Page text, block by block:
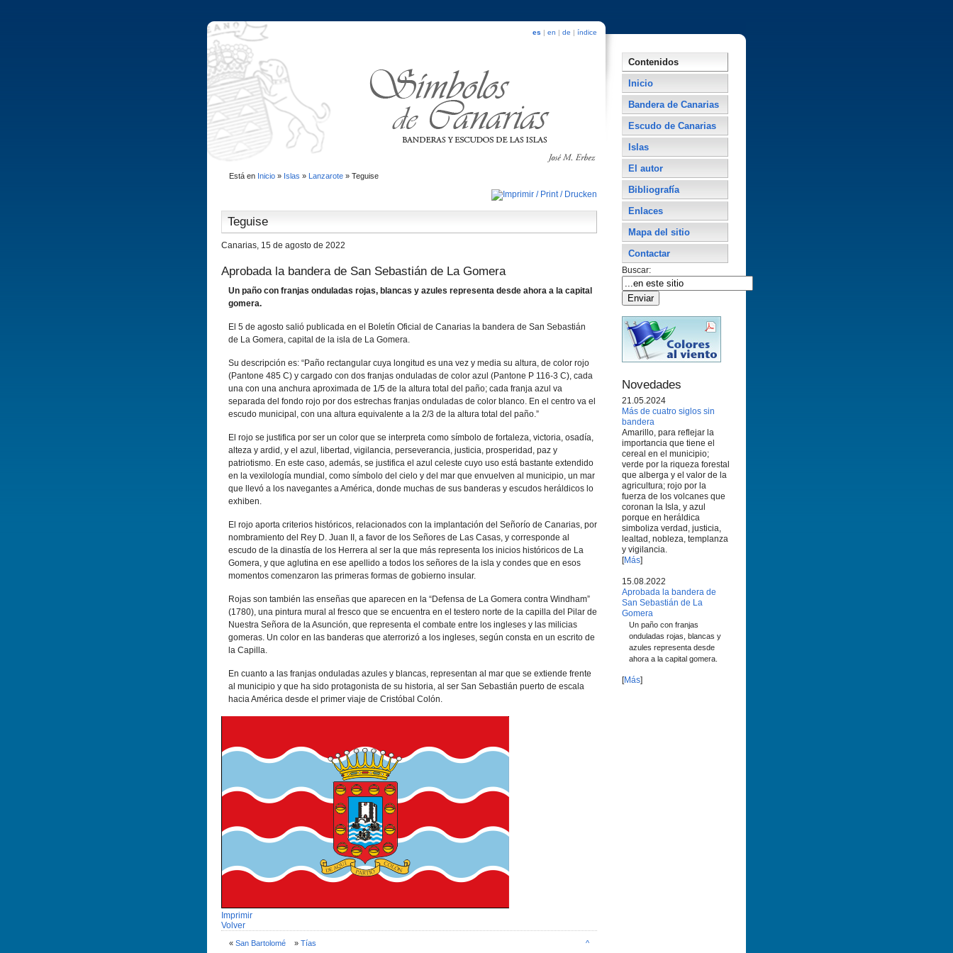
es | en | de | índice
Está en Inicio» Islas » Lanzarote» Teguise
Teguise
Canarias, 15 de agosto de 2022
Aprobada la bandera de San Sebastián de La Gomera
Un paño con franjas onduladas rojas, blancas y azules representa desde ahora a la capital
gomera.
El 5 de agosto salió publicada en el Boletín Oficial de Canarias la bandera de San Sebastián
de La Gomera, capital de la isla de La Gomera.
Su descripción es: “Paño rectangular cuya longitud es una vez y media su altura, de color rojo
(Pantone 485 C) y cargado con dos franjas onduladas de color azul (Pantone P 116-3 C), cada
una con una anchura aproximada de 1/5 de la altura total del paño; cada franja azul va
separada del fondo rojo por dos estrechas franjas onduladas de color blanco. En el centro va el
escudo municipal, con una altura equivalente a la 2/3 de la altura total del paño.”
El rojo se justifica por ser un color que se interpreta como símbolo de fortaleza, victoria, osadía,
alteza y ardid, y el azul, libertad, vigilancia, perseverancia, justicia, prosperidad, paz y
patriotismo. En este caso, además, se justifica el azul celeste cuyo uso está bastante extendido
en la vexilología mundial, como símbolo del cielo y del mar que envuelven al municipio, un mar
que llevó a los navegantes a América, donde muchas de sus banderas y escudos heráldicos lo
exhiben.
El rojo aporta criterios históricos, relacionados con la implantación del Señorío de Canarias, por
nombramiento del Rey D. Juan II, a favor de los Señores de Las Casas, y corresponde al
escudo de la dinastía de los Herrera al ser la que más representa los inicios históricos de La
Gomera, y que aglutina en ese apellido a todos los señores de la isla y condes que en esos
momentos comenzaron las primeras formas de gobierno insular.
Rojas son también las enseñas que aparecen en la “Defensa de La Gomera contra Windham”
(1780), una pintura mural al fresco que se encuentra en el testero norte de la capilla del Pilar de
Nuestra Señora de la Asunción, que representa el combate entre los ingleses y las milicias
gomeras. Un color en las banderas que aterrorizó a los ingleses, según consta en un escrito de
la Capilla.
En cuanto a las franjas onduladas azules y blancas, representan al mar que se extiende frente
al municipio y que ha sido protagonista de su historia, al ser San Sebastián puerto de escala
hacia América desde el primer viaje de Cristóbal Colón.
Imprimir
Volver
« San Bartolomé» Tí­as ^
Contenidos
Inicio
Bandera de Canarias
Escudo de Canarias
Islas
El autor
Bibliografí­a
Enlaces
Mapa del sitio
Contactar
Buscar:
Novedades
21.05.2024
Más de cuatro siglos sin
bandera
Amarillo, para reflejar la
importancia que tiene el
cereal en el municipio;
verde por la riqueza forestal
que alberga y el valor de la
agricultura; rojo por la
fuerza de los volcanes que
coronan la Isla, y azul
porque en heráldica
simboliza verdad, justicia,
lealtad, nobleza, templanza
y vigilancia.
[Más]
15.08.2022
Aprobada la bandera de
San Sebastián de La
Gomera
Un paño con franjas
onduladas rojas, blancas y
azules representa desde
ahora a la capital gomera.
[Más]